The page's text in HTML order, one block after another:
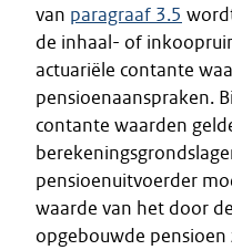
van paragraaf 3.5
de inhaal- of
actuariële contante
pensioenaanspraken.
contante waarden
pensioenuitvoerder
waarde van het door
opgebouwde